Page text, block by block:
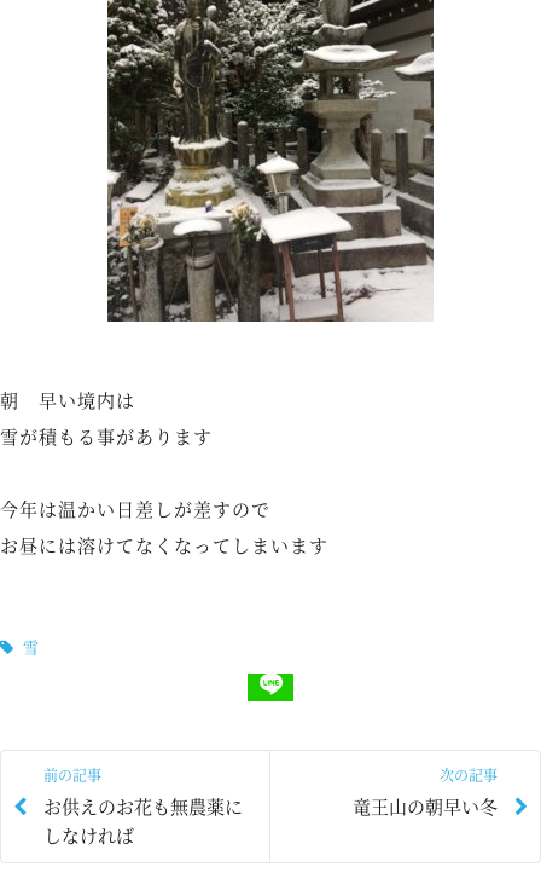
朝 早い境内は
雪が積もる事があります
今年は温かい日差しが差すので
お昼には溶けてなくなってしまいます
雪
前の記事
お供えのお花も無農薬に
しなければ
次の記事
竜王山の朝早い冬